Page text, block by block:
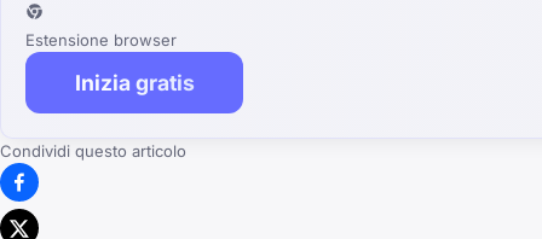
Estensione browser
Inizia gratis
Condividi questo articolo